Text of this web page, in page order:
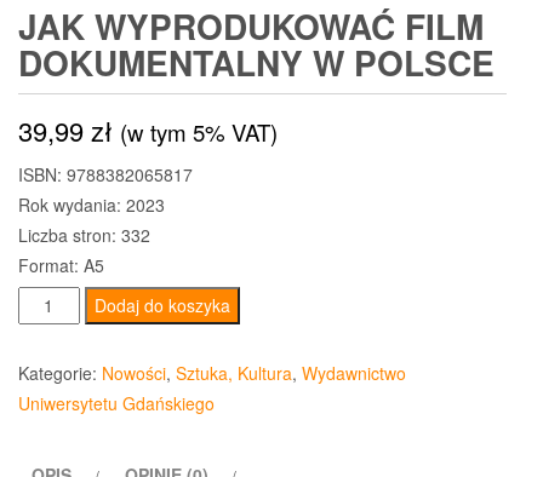
JAK WYPRODUKOWAĆ FILM
DOKUMENTALNY W POLSCE
39,99zł (w tym 5% VAT)
ISBN: 9788382065817
Rok wydania: 2023
Liczba stron: 332
Format: A5
ilość
Jak
wyprodukować
film
dokumentalny
Dodaj do koszyka
Kategorie: Nowości, Sztuka, Kultura, Wydawnictwo
Uniwersytetu Gdańskiego